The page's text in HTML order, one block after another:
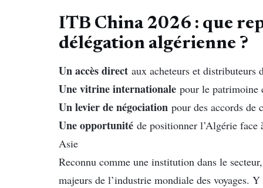
ITB China 2026 : que
délégation algérienne ?
Un accès direct aux acheteurs et distributeurs
Une vitrine internationale pour le patrimoine
Un levier de négociation pour des accords de
Une opportunité de positionner l’Algérie face
Asie
Reconnu comme une institution dans le
majeurs de l’industrie mondiale des voyages.